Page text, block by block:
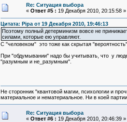
Re: Ситуация выбора
« Ответ #5 : 19 Декабря 2010, 20:15:58 »
Цитата: Pipa от 19 Декабря 2010, 19:46:13
Поэтому полный детерминизм вовсе не
силами, которые ею управляют.
С "человеком" это тоже как скрытая
При "обдумывании" надо бы учитывать, что у
"разумным и не_разумным".
Не сторонник "квантовой магии, психологии и
материальное и нематериальное. Ни в коей
Re: Ситуация выбора
« Ответ #6 : 19 Декабря 2010, 20:46:39 »